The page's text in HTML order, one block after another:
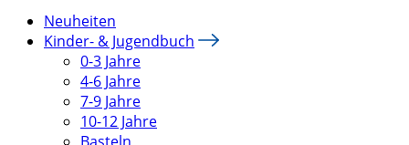
Neuheiten
Kinder- & Jugendbuch
0-3 Jahre
4-6 Jahre
7-9 Jahre
10-12 Jahre